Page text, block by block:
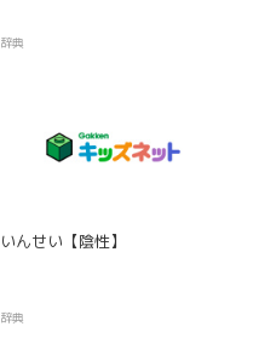
辞典
いんせい【陰性】
辞典